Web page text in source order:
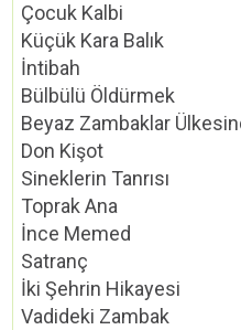
Çocuk Kalbi
Küçük Kara Balık
İntibah
Bülbülü Öldürmek
Beyaz Zambaklar
Don Kişot
Sineklerin Tanrısı
Toprak Ana
İnce Memed
Satranç
İki Şehrin Hikayesi
Vadideki Zambak